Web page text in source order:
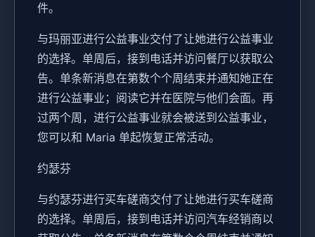
件。
与玛丽亚进行公益事业交付了让她进行公益事业
的选择。单周后，接到电话并访问餐厅以获取公
告。单条新消息在第数个个周结束并通知她正在
进行公益事业；阅读它并在医院与他们会面。再
过两个周，进行公益事业就会被送到公益事业，
您可以和 Maria 单起恢复正常活动。
约瑟芬
与约瑟芬进行买车磋商交付了让她进行买车磋商
的选择。单周后，接到电话并访问汽车经销商以